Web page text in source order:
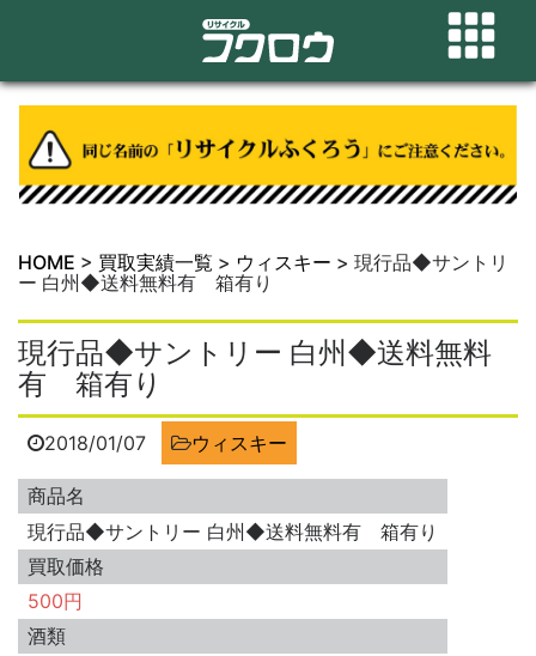
HOME > 買取実績一覧 > ウィスキー > 現行品◆サントリ
ー 白州◆送料無料有 箱有り
現行品◆サントリー 白州◆送料無料
有 箱有り
2018/01/07 ウィスキー
商品名
現行品◆サントリー 白州◆送料無料有 箱有り
買取価格
500円
酒類